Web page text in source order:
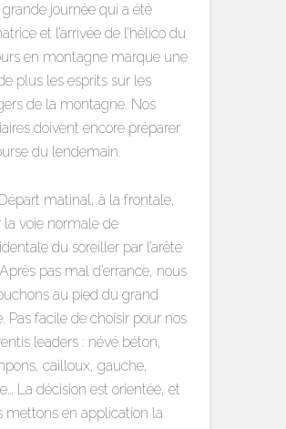
journée qui a été
et l’arrivée de l’hélico du
en montagne marque une
plus les esprits sur les
de la montagne. Nos
doivent encore préparer
du lendemain.
matinal, à la frontale,
la voie normale de
du soreiller par l’arête
pas mal d’errance, nous
au pied du grand
Pas facile de choisir pour nos
leaders : névé béton,
cailloux, gauche,
La décision est orientée, et
mettons en application la